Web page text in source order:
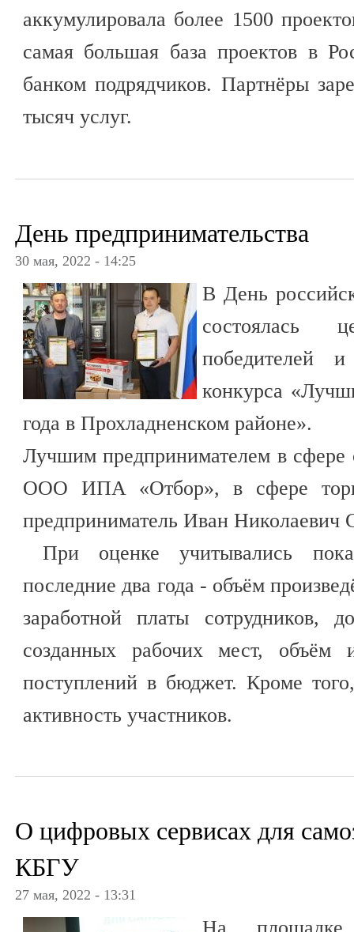
аккумулировала более 1500
самая большая база проектов в
банком подрядчиков. Партнёры
тысяч услуг.
День предпринимательства
30 мая, 2022 - 14:25
В День
состоялась
победителей и
конкурса
года в Прохладненском районе».
Лучшим предпринимателем в сфере
ООО ИПА «Отбор», в сфере
предприниматель Иван Николаевич
При оценке учитывались
последние два года - объём
заработной платы сотрудников,
созданных рабочих мест, объём
поступлений в бюджет. Кроме
активность участников.
О цифровых сервисах для
КБГУ
27 мая, 2022 - 13:31